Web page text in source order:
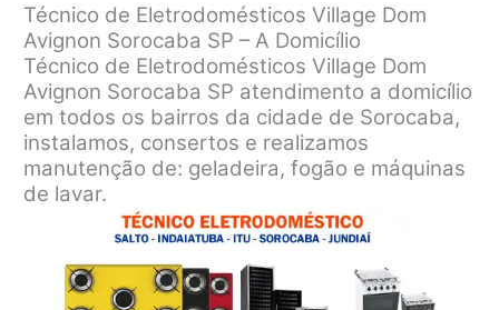
Técnico de Eletrodomésticos Village Dom
Avignon Sorocaba SP – A Domicílio
Técnico de Eletrodomésticos Village Dom
Avignon Sorocaba SP atendimento a domicílio
em todos os bairros da cidade de Sorocaba,
instalamos, consertos e realizamos
manutenção de: geladeira, fogão e máquinas
de lavar.